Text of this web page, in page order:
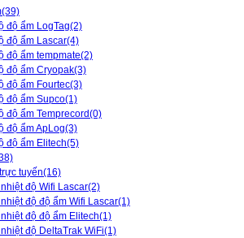
(39)
độ ẩm LogTag(2)
độ ẩm Lascar(4)
độ ẩm tempmate(2)
độ ẩm Cryopak(3)
độ ẩm Fourtec(3)
độ ẩm Supco(1)
độ ẩm Temprecord(0)
độ ẩm ApLog(3)
độ ẩm Elitech(5)
tuyến(16)
độ Wifi Lascar(2)
độ độ ẩm Wifi Lascar(1)
độ độ ẩm Elitech(1)
độ DeltaTrak WiFi(1)